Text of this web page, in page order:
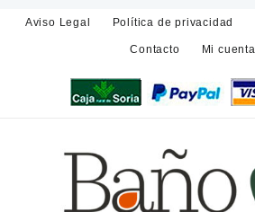
Aviso Legal Política de privacidad
Contacto Mi cuenta